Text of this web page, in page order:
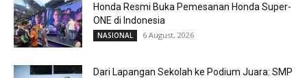
Honda Resmi Buka Pemesanan Honda Super-
ONE di Indonesia
NASIONAL 6 August, 2026
Dari Lapangan Sekolah ke Podium Juara: SMP